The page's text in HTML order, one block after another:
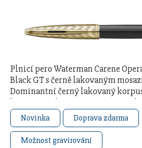
Plnicí pero Waterman Carene
Black GT s černě lakovaným
Dominantní černý lakovaný
honosné víčko s precizně rytým
Novinka Doprava zdarma
Možnost gravírování